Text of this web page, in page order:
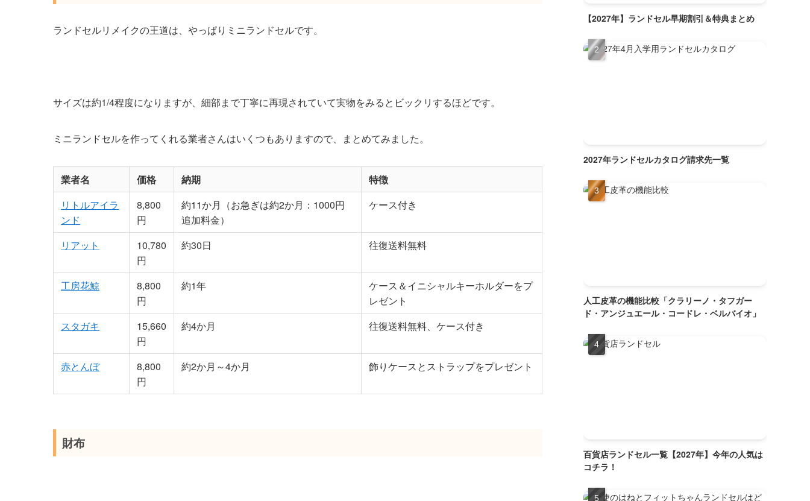
ランドセルリメイクの王道は、やっぱりミニランドセルです。
サイズは約1/4程度になりますが、細部まで丁寧に再現されていて実物をみるとビックリするほどです。
ミニランドセルを作ってくれる業者さんはいくつもありますので、まとめてみました。
業者名 価格 納期
特徴
リトルアイラ
ンド
8,800
円
約11か月（お急ぎは約2か月：1000円
追加料金）
ケース付き
リアット
10,780
円
約30日 往復送料無料
工房花鯨
8,800
円
約1年
ケース＆イニシャルキーホルダーをプ
レゼント
スタガキ
15,660
円
約4か月 往復送料無料、ケース付き
赤とんぼ
8,800
円
約2か月～4か月 飾りケースとストラップをプレゼント
財布
【2027年】ランドセル早期割引＆特典まとめ
2027年ランドセルカタログ請求先一覧
人工皮革の機能比較「クラリーノ・タフガー
ド・アンジュエール・コードレ・ベルバイオ」
百貨店ランドセル一覧【2027年】今年の人気は
コチラ！